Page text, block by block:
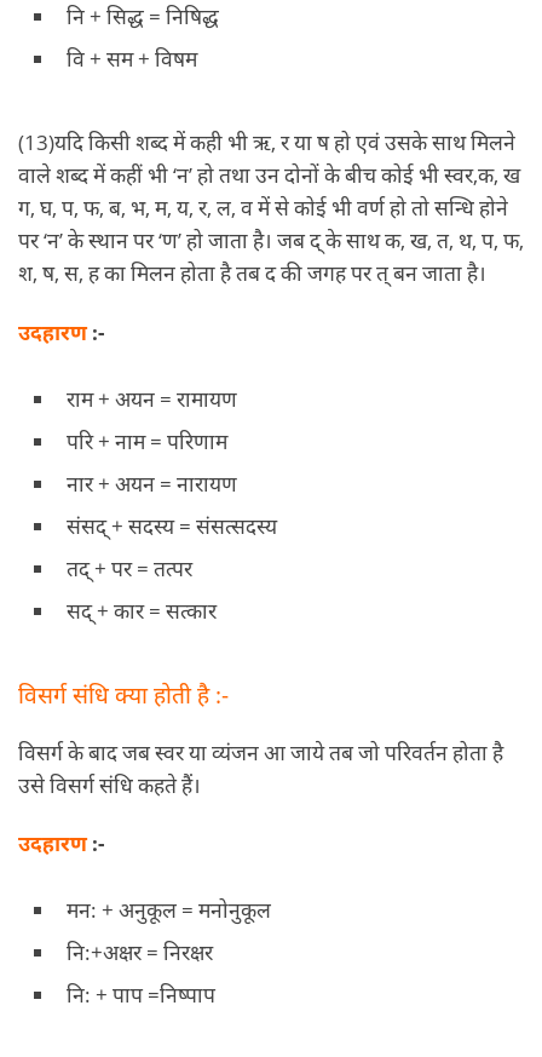
नि + सिद्ध = निषिद्ध
वि + सम + विषम
(13)यदि किसी शब्द में कही भी ऋ, र या ष हो एवं उसके साथ मिलने
वाले शब्द में कहीं भी ‘न’ हो तथा उन दोनों के बीच कोई भी स्वर,क, ख
ग, घ, प, फ, ब, भ, म, य, र, ल, व में से कोई भी वर्ण हो तो सन्धि होने
पर ‘न’ के स्थान पर ‘ण’ हो जाता है। जब द् के साथ क, ख, त, थ, प, फ,
श, ष, स, ह का मिलन होता है तब द की जगह पर त् बन जाता है।
उदहारण:-
राम + अयन = रामायण
परि + नाम = परिणाम
नार + अयन = नारायण
संसद् + सदस्य = संसत्सदस्य
तद् + पर = तत्पर
सद् + कार = सत्कार
विसर्ग संधि क्या होती है :-
विसर्ग के बाद जब स्वर या व्यंजन आ जाये तब जो परिवर्तन होता है
उसे विसर्ग संधि कहते हैं।
उदहारण:-
मन: + अनुकूल = मनोनुकूल
नि:+अक्षर = निरक्षर
नि: + पाप =निष्पाप